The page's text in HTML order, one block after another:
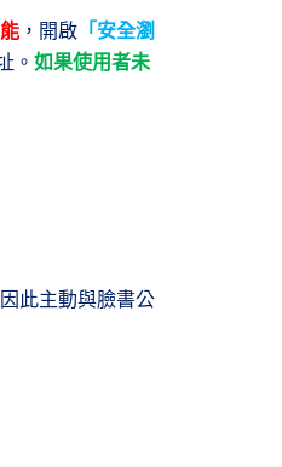
，開啟 「安全瀏
。如果使用者未
因此主動與臉書公